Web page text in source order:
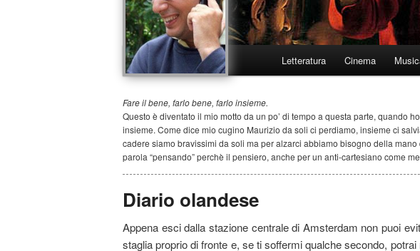
Menu
principale
Vai
al
contenuto
Vai
al
contenuto
Letteratura Cinema
Fare il bene, farlo bene, farlo insieme.
Questo è diventato il mio motto da un po’ di tempo a questa parte, quando
insieme. Come dice mio cugino Maurizio da soli ci perdiamo, insieme ci
cadere siamo bravissimi da soli ma per alzarci abbiamo bisogno della
parola “pensando” perchè il pensiero, anche per un anti-cartesiano come
Diario olandese
Appena esci dalla stazione centrale di Amsterdam non puoi
staglia proprio di fronte e, se ti soffermi qualche secondo,